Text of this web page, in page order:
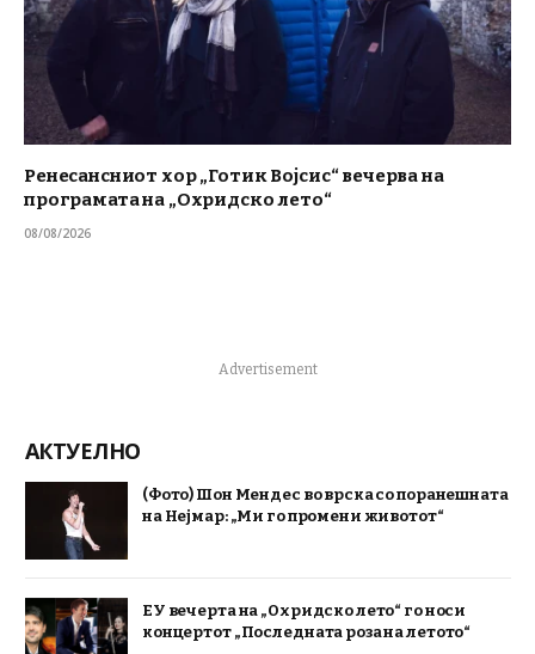
Ренесансниот хор „Готик Војсис“ вечерва на
програмата на „Охридско лето“
08/08/2026
Advertisement
АКТУЕЛНО
(Фото) Шон Мендес во врска со поранешната
на Нејмар: „Ми го промени животот“
ЕУ вечерта на „Охридско лето“ го носи
концертот „Последната роза на летото“